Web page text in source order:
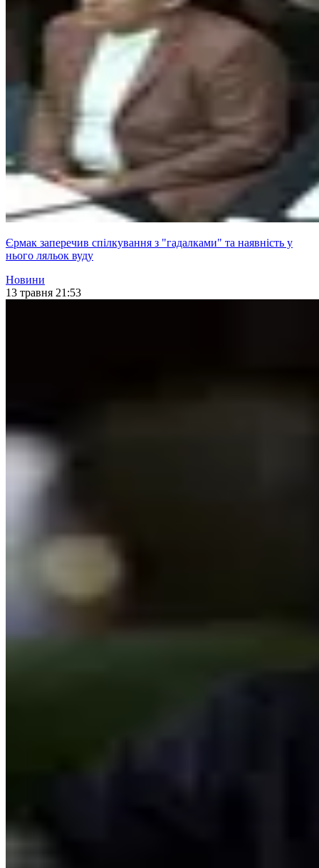
Єрмак заперечив спілкування з "гадалками" та наявність у
нього ляльок вуду
Новини
13 травня 21:53